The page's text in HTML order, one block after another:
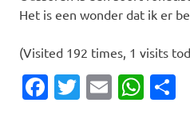
Het is een wonder dat ik er
(Visited 192 times, 1 visits
Facebook
Twitter
Email